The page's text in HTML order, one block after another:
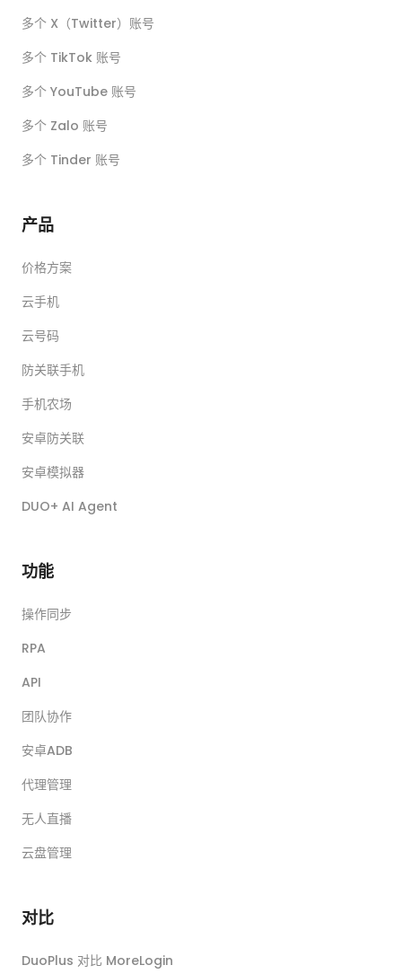
多个 X（Twitter）账号
多个 TikTok 账号
多个 YouTube 账号
多个 Zalo 账号
多个 Tinder 账号
产品
价格方案
云手机
云号码
防关联手机
手机农场
安卓防关联
安卓模拟器
DUO+ AI Agent
功能
操作同步
RPA
API
团队协作
安卓ADB
代理管理
无人直播
云盘管理
对比
DuoPlus 对比 MoreLogin